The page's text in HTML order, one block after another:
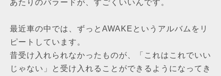
あたりのバラードが、すごくいいんです。
最近車の中では、ずっとAWAKEというアルバムをリ
ピートしています。
昔受け入れられなかったものが、「これはこれでいい
じゃない」と受け入れることができるようになってき